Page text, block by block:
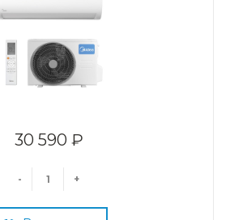
30 590 ₽
- +